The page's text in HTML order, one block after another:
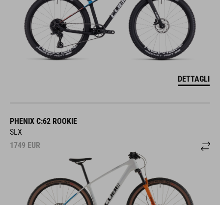
DETTAGLI
PHENIX C:62 ROOKIE
SLX
1749 EUR